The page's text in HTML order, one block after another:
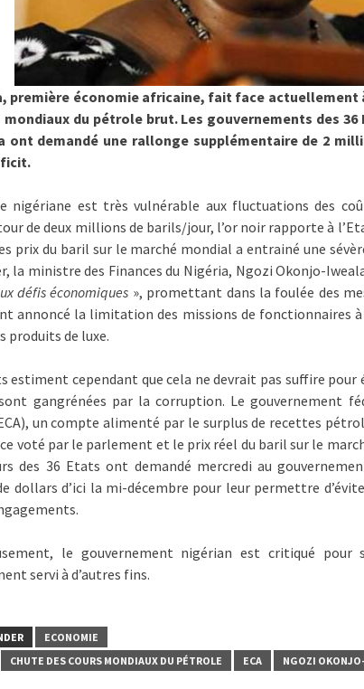
première économie africaine, fait face actuellement
mondiaux du pétrole brut. Les gouvernements des
ont demandé une rallonge supplémentaire de 2
nigériane est très vulnérable aux fluctuations des
de deux millions de barils/jour, l’or noir rapporte à
prix du baril sur le marché mondial a entrainé une
la ministre des Finances du Nigéria, Ngozi Okonjo-
défis économiques », promettant dans la foulée des
annoncé la limitation des missions de fonctionnaires
produits de luxe.
estiment cependant que cela ne devrait pas suffire
gangrénées par la corruption. Le gouvernement
un compte alimenté par le surplus de recettes
voté par le parlement et le prix réel du baril sur le
des 36 Etats ont demandé mercredi au
dollars d’ici la mi-décembre pour leur permettre
le gouvernement nigérian est critiqué
servi à d’autres fins.
ECONOMIE
CHUTE DES COURS MONDIAUX DU PÉTROLE ECA NGOZI